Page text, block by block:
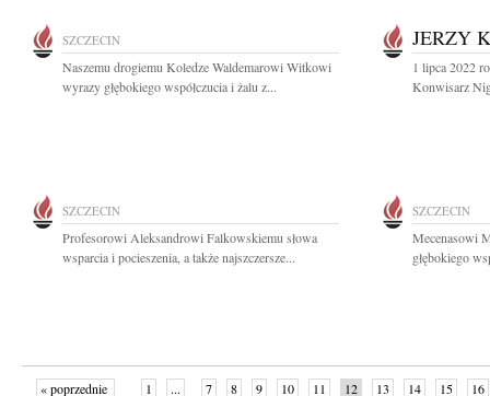
SZCZECIN
Naszemu drogiemu Koledze Waldemarowi Witkowi
wyrazy głębokiego współczucia i żalu z...
JERZY
1 lipca 2022
Konwisarz
SZCZECIN
Profesorowi Aleksandrowi Falkowskiemu słowa
wsparcia i pocieszenia, a także najszczersze...
SZCZECIN
Mecenasowi
głębokiego
« poprzednie 1 ... 7 8 9 10 11 12 13 14 15 16